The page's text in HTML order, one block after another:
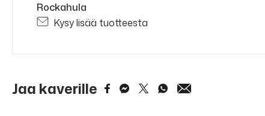
Rockahula
Kysy lisää tuotteesta
Jaa kaverille